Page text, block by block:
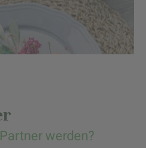
werden?